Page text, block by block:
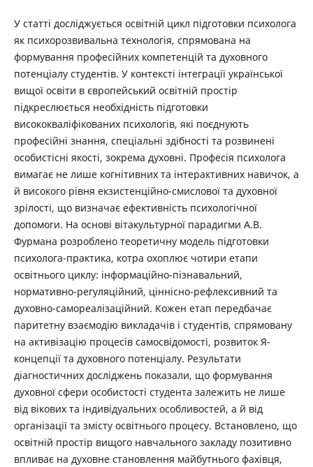
У статті досліджується освітній цикл підготовки психолога
як психорозвивальна технологія, спрямована на
формування професійних компетенцій та духовного
потенціалу студентів. У контексті інтеграції української
вищої освіти в європейський освітній простір
підкреслюється необхідність підготовки
висококваліфікованих психологів, які поєднують
професійні знання, спеціальні здібності та розвинені
особистісні якості, зокрема духовні. Професія психолога
вимагає не лише когнітивних та інтерактивних навичок, а
й високого рівня екзистенційно-смислової та духовної
зрілості, що визначає ефективність психологічної
допомоги. На основі вітакультурної парадигми А.В.
Фурмана розроблено теоретичну модель підготовки
психолога-практика, котра охоплює чотири етапи
освітнього циклу: інформаційно-пізнавальний,
нормативно-регуляційний, ціннісно-рефлексивний та
духовно-самореалізаційний. Кожен етап передбачає
паритетну взаємодію викладачів і студентів, спрямовану
на активізацію процесів самосвідомості, розвиток Я-
концепції та духовного потенціалу. Результати
діагностичних досліджень показали, що формування
духовної сфери особистості студента залежить не лише
від вікових та індивідуальних особливостей, а й від
організації та змісту освітнього процесу. Встановлено, що
освітній простір вищого навчального закладу позитивно
впливає на духовне становлення майбутнього фахівця,